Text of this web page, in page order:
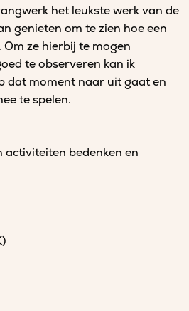
het leukste werk van de
genieten om te zien hoe een
ze hierbij te mogen
te observeren kan ik
dat moment naar uit gaat en
te spelen.
activiteiten bedenken en